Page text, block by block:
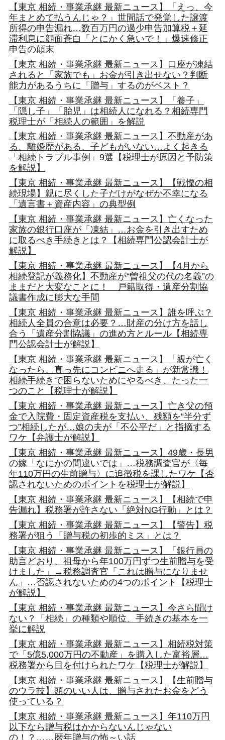
【東京 相続・事業承継 最新ニュース】「えっ、今
年まとめて払うんじゃ？」世間話で発覚した譲渡
所得の申告漏れ…数百万円の過少申告加算税＋延
滞利息に顔面蒼白「とにかく急いで！」爆速修正
申告の顛末
【東京 相続・事業承継 最新ニュース】口座が凍結
されると「家族でも」お金が引き出せない？判断
能力があるうちに「贈与」するのがベスト？
【東京 相続・事業承継 最新ニュース】「養子」
「隠し子」「胎児」は相続人になれる？相続専門
税理士が「相続人の範囲」を解説
【東京 相続・事業承継 最新ニュース】不動産があ
る、離婚歴がある、子どもがいない…よく起きる
「相続トラブル事例」9選【税理士が原因と予防策
を解説】
【東京 相続・事業承継 最新ニュース】【戦慄の相
続現場】親に尽くした子だけがなぜか不幸になる
「遺言書＋資産内容」の典型例
【東京 相続・事業承継 最新ニュース】亡くなった
家族の銀行口座が「凍結」…お金を引き出すため
に取るべき手続きとは？【相続専門公認会計士が
解説】
【東京 相続・事業承継 最新ニュース】【4月から
相続登記が義務化】不動産が“曽祖父の代の名義”の
ままだと大変なことに！ 戸籍取得・遺産分割協
議書作成に膨大な手間
【東京 相続・事業承継 最新ニュース】誰を呼ぶ？
相続人全員の合意は必要？…財産の分け方を話し
合う「遺産分割協議」の進め方とルール【相続専
門公認会計士が解説】
【東京 相続・事業承継 最新ニュース】「親が亡く
なったら、真っ先にコンビニへ走る」が新常識！
相続手続きで困らないためにやるべき、たった一
つのこと【税理士が解説】
【東京 相続・事業承継 最新ニュース】亡き父の預
金で入院費・固定資産税を支払い、残額を“半分ず
つ”相続したが…娘の夫が「不公平だ」と指摘する
ワケ【弁護士が解説】
【東京 相続・事業承継 最新ニュース】49歳・長男
の嫁「なにかの間違いでは」…税務調査官が〈毎
年110万円の生前贈与〉に追徴税を課したワケ【否
認されないためのポイントを税理士が解説】
【東京 相続・事業承継 最新ニュース】【相続で申
告漏れ】税務署が許さない「絶対NG行動」とは？
【東京 相続・事業承継 最新ニュース】【警告】税
務署が狙う「贈与税の初歩的ミス」とは？
【東京 相続・事業承継 最新ニュース】「銀行員の
助言どおり、祖母から年100万円ずつ生前贈与を受
けました」→税務調査官「これは贈与になりませ
ん」…否認されないための4つのポイント【税理士
が解説】
【東京 相続・事業承継 最新ニュース】今さら聞け
ない？「相続」の種類や順位、手続きの基本を一
挙に解説
【東京 相続・事業承継 最新ニュース】相続税対策
で「5億5,000万円の不動産」を購入した富裕層…
税務署から目を付けられたワケ【税理士が解説】
【東京 相続・事業承継 最新ニュース】【生前贈与
のウラ技】頭のいい人は、贈与されたお金をどう
使っている？
【東京 相続・事業承継 最新ニュース】年110万円
以下なら贈与税はかからないんじゃない
の！？……暦年贈与の怖～い話